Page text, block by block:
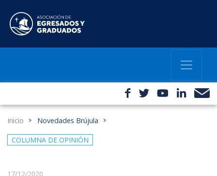
Inicio Novedades Brújula
COLUMNA DE OPINIÓN
17/12/2020